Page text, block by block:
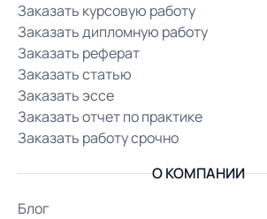
Заказать курсовую работу
Заказать дипломную работу
Заказать реферат
Заказать статью
Заказать эссе
Заказать отчет по практике
Заказать работу срочно
О КОМПАНИИ
Блог